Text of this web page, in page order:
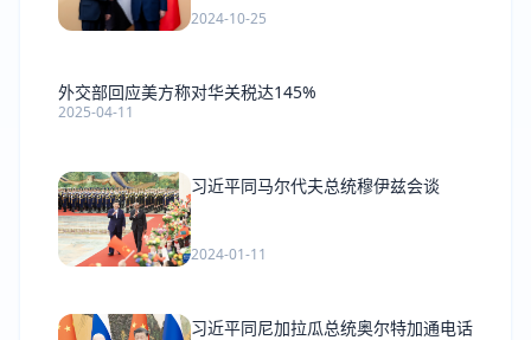
2024-10-25
外交部回应美方称对华关税达145%
2025-04-11
习近平同马尔代夫总统穆伊兹会谈
2024-01-11
习近平同尼加拉瓜总统奥尔特加通电话